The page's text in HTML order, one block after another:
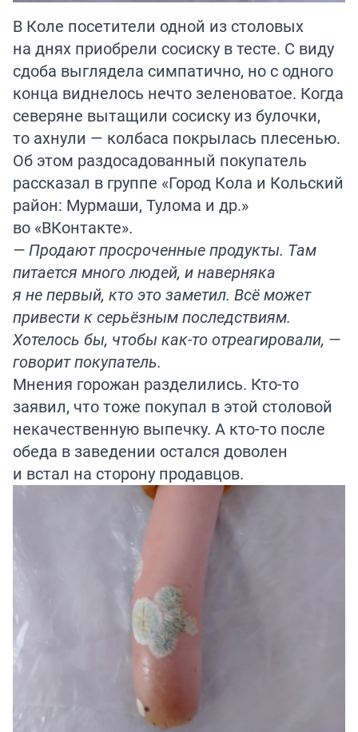
В Коле посетители одной из столовых
на днях приобрели сосиску в тесте. С виду
сдоба выглядела симпатично, но с одного
конца виднелось нечто зеленоватое. Когда
северяне вытащили сосиску из булочки,
то ахнули — колбаса покрылась плесенью.
Об этом раздосадованный покупатель
рассказал в группе «Город Кола и Кольский
район: Мурмаши, Тулома и др.»
во «ВКонтакте».
— Продают просроченные продукты. Там
питается много людей, и наверняка
я не первый, кто это заметил. Всё может
привести к серьёзным последствиям.
Хотелось бы, чтобы как-то отреагировали, —
говорит покупатель.
Мнения горожан разделились. Кто-то
заявил, что тоже покупал в этой столовой
некачественную выпечку. А кто-то после
обеда в заведении остался доволен
и встал на сторону продавцов.